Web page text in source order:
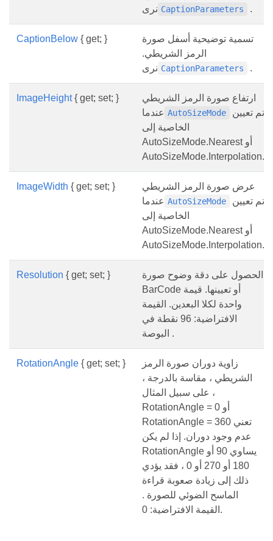
نرى CaptionParameters .
CaptionBelow { get; }
تسمية توضيحية أسفل صورة
الرمز الشريطي.
نرى CaptionParameters .
ImageHeight{ get; set; }
ارتفاع صورة الرمز الشريطي
عندما AutoSizeMode
الخاصية إلى
AutoSizeMode.Nearest أو
AutoSizeMode.Interpolation.
ImageWidth { get; set; }
عرض صورة الرمز الشريطي
عندما AutoSizeMode
الخاصية إلى
AutoSizeMode.Nearest أو
AutoSizeMode.Interpolation.
Resolution { get; set; }
الحصول على دقة وضوح صورة
BarCode أو تعيينها. قيمة
واحدة لكلا البعدين. القيمة
الافتراضية: 96 نقطة في
البوصة .
RotationAngle { get; set; }
زاوية دوران صورة الرمز
الشريطي ، مقاسة بالدرجة ،
على سبيل المثال ،
RotationAngle = 0 أو
RotationAngle = 360 تعني
عدم وجود دوران. إذا لم يكن
RotationAngle يساوي 90 أو
180 أو 270 أو 0 ، فقد يؤدي
ذلك إلى زيادة صعوبة قراءة
الماسح الضوئي للصورة .
القيمة الافتراضية: 0.